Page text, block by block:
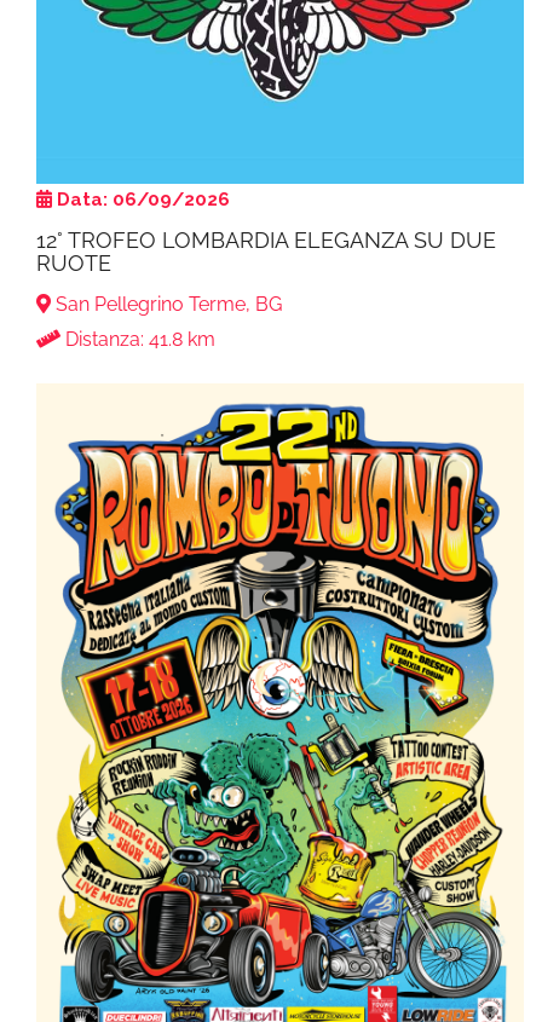
Data: 06/09/2026
12° TROFEO LOMBARDIA ELEGANZA SU DUE
RUOTE
San Pellegrino Terme, BG
Distanza: 41.8 km